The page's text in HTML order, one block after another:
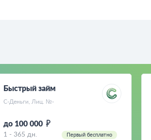
Быстрый займ
С-Деньги, Лиц. №-
до 100 000
1 - 365 дн. Первый бесплатно